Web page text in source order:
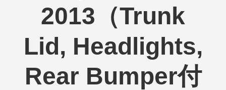
2013（Trunk
Lid, Headlights,
Rear Bumper付